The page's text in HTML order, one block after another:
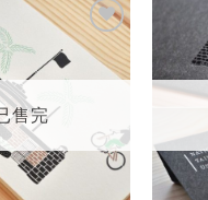
加入
「願
望輕
售完